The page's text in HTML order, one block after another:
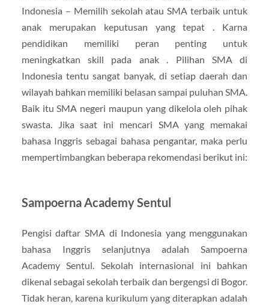
Indonesia – Memilih sekolah atau SMA terbaik untuk
anak merupakan keputusan yang tepat . Karna
pendidikan memiliki peran penting untuk
meningkatkan skill pada anak . Pilihan SMA di
Indonesia tentu sangat banyak, di setiap daerah dan
wilayah bahkan memiliki belasan sampai puluhan SMA.
Baik itu SMA negeri maupun yang dikelola oleh pihak
swasta. Jika saat ini mencari SMA yang memakai
bahasa Inggris sebagai bahasa pengantar, maka perlu
mempertimbangkan beberapa rekomendasi berikut ini:
Sampoerna Academy Sentul
Pengisi daftar SMA di Indonesia yang menggunakan
bahasa Inggris selanjutnya adalah Sampoerna
Academy Sentul. Sekolah internasional ini bahkan
dikenal sebagai sekolah terbaik dan bergengsi di Bogor.
Tidak heran, karena kurikulum yang diterapkan adalah